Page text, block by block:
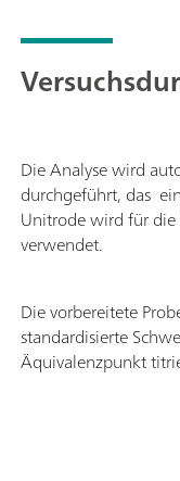
Die Analyse wird
durchgeführt, das
Unitrode wird für
verwendet.
Die vorbereitete
standardisierte
Äquivalenzpunkt